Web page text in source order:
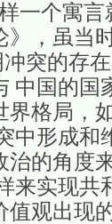
一个寓言
》，虽当
突的存
中国的国
格局，
中形成和
的角度
来实现共
观出现